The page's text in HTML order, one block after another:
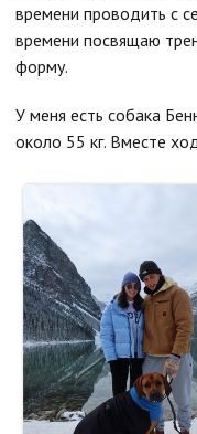
времени проводить с
времени посвящаю
форму.
У меня есть собака
около 55 кг. Вместе